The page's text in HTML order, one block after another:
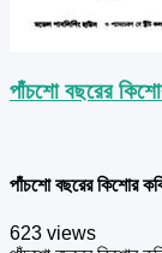
পাঁচশো বছরের
পাঁচশো বছরের কিশোর
623 views